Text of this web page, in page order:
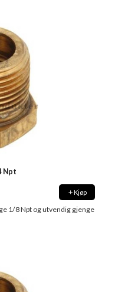
Npt
Kjøp
1/8 Npt og utvendig gjenge